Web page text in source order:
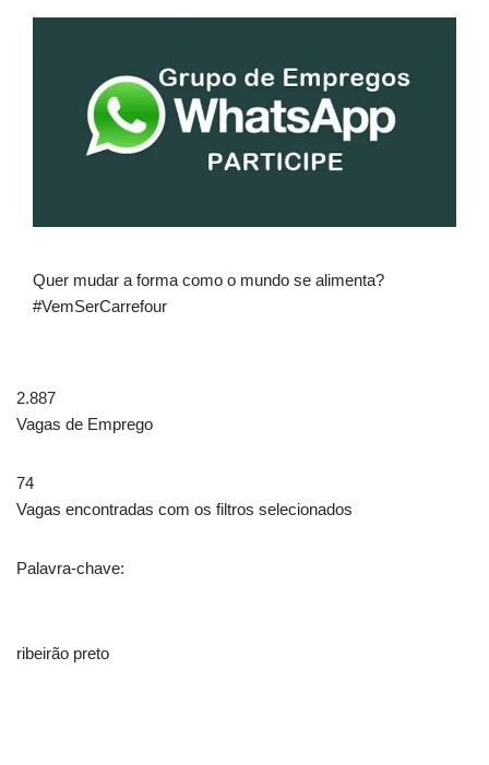
Quer mudar a forma como o mundo se alimenta?
#VemSerCarrefour
2.887
Vagas de Emprego
74
Vagas encontradas com os filtros selecionados
Palavra-chave:
ribeirão preto